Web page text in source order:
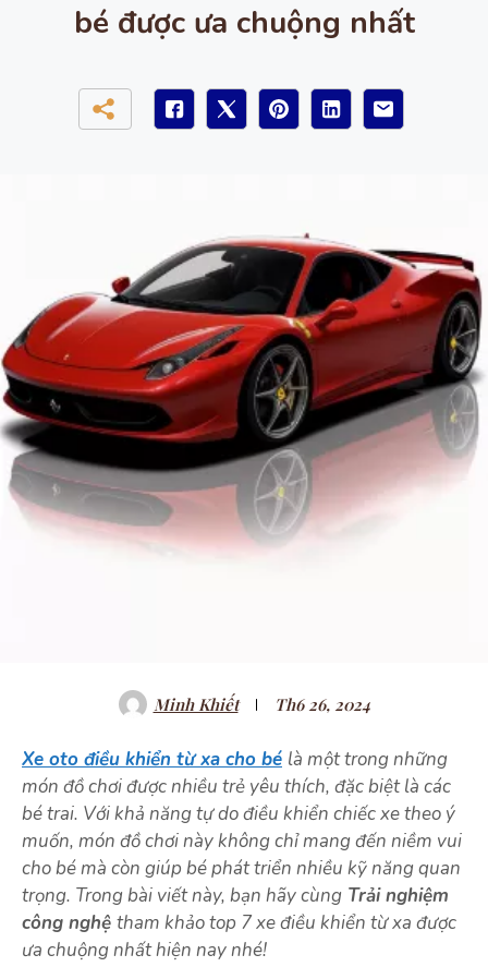
bé được ưa chuộng nhất
Minh Khiết Th6 26, 2024
Xe oto điều khiển từ xa cho bé là một trong những
món đồ chơi được nhiều trẻ yêu thích, đặc biệt là các
bé trai. Với khả năng tự do điều khiển chiếc xe theo ý
muốn, món đồ chơi này không chỉ mang đến niềm vui
cho bé mà còn giúp bé phát triển nhiều kỹ năng quan
trọng. Trong bài viết này, bạn hãy cùng Trải nghiệm
công nghệ tham khảo top 7 xe điều khiển từ xa được
ưa chuộng nhất hiện nay nhé!